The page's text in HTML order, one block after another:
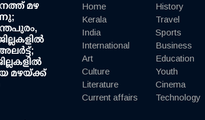
മഴ
മഴയ്ക്ക്
Home
Kerala
India
International
Art
Culture
Literature
Current affairs
History
Travel
Sports
Business
Education
Youth
Cinema
Technology